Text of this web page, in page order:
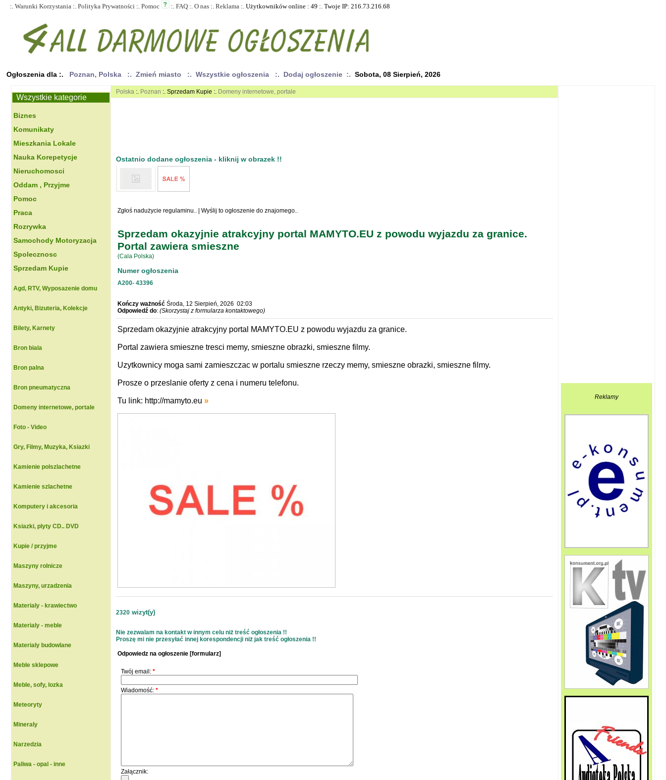
:. Warunki Korzystania :. Polityka Prywatności :. Pomoc :. FAQ :. O nas :. Reklama :. Użytkowników online : 49 :. Twoje IP: 216.73.216.68
Ogłoszenia dla :. Poznan, Polska :. Zmień miasto :. Wszystkie ogłoszenia :. Dodaj ogłoszenie :. Sobota, 08 Sierpień, 2026
Wszystkie kategorie
Biznes
Komunikaty
Mieszkania Lokale
Nauka Korepetycje
Nieruchomosci
Oddam , Przyjme
Pomoc
Praca
Rozrywka
Samochody Motoryzacja
Spolecznosc
Sprzedam Kupie
Agd, RTV, Wyposazenie domu
Antyki, Bizuteria, Kolekcje
Bilety, Karnety
Bron biala
Bron palna
Bron pneumatyczna
Domeny internetowe, portale
Foto - Video
Gry, Filmy, Muzyka, Ksiazki
Kamienie polszlachetne
Kamienie szlachetne
Komputery i akcesoria
Ksiazki, plyty CD.. DVD
Kupie / przyjme
Maszyny rolnicze
Maszyny, urzadzenia
Materialy - krawiectwo
Materialy - meble
Materialy budowlane
Meble sklepowe
Meble, sofy, lozka
Meteoryty
Mineraly
Narzedzia
Paliwa - opal - inne
Polska :. Poznan :. Sprzedam Kupie :. Domeny internetowe, portale
Ostatnio dodane ogłoszenia - kliknij w obrazek !!
Zgłoś nadużycie regulaminu.. Wyślij to ogłoszenie do znajomego..
Sprzedam okazyjnie atrakcyjny portal MAMYTO.EU z powodu wyjazdu za granice.
Portal zawiera smieszne
(Cala Polska)
Numer ogłoszenia
A200- 43396
Kończy ważność Środa, 12 Sierpień, 2026 02:03
Odpowiedź do: (Skorzystaj z formularza kontaktowego)
Sprzedam okazyjnie atrakcyjny portal MAMYTO.EU z powodu wyjazdu za granice.
Portal zawiera smieszne tresci memy, smieszne obrazki, smieszne filmy.
Uzytkownicy moga sami zamieszczac w portalu smieszne rzeczy memy, smieszne obrazki, smieszne filmy.
Prosze o przeslanie oferty z cena i numeru telefonu.
Tu link: http://mamyto.eu »
2320 wizyt(y)
Nie zezwalam na kontakt w innym celu niż treść ogłoszenia !!
Proszę mi nie przesyłać innej korespondencji niż jak treść ogłoszenia !!
Odpowiedz na ogłoszenie [formularz]
Twój email: *
Wiadomość: *
Załącznik:
Reklamy